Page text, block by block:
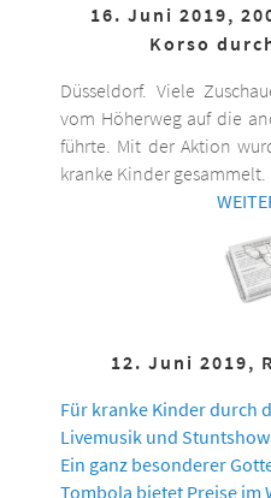
16. Juni 2019,
Korso
Düsseldorf. Viele
vom Höherweg auf die
führte. Mit der Aktion
kranke Kinder gesammelt.
12. Juni 2019,
Für kranke Kinder durch
Livemusik und Stuntshow
Ein ganz besonderer
Tombola bietet Preise im